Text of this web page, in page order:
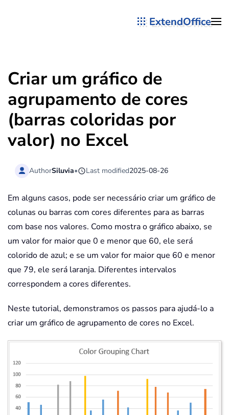
ExtendOffice
Criar um gráfico de
agrupamento de cores
(barras coloridas por
valor) no Excel
AuthorSiluvia• Last modified2025-08-26
Em alguns casos, pode ser necessário criar um gráfico de
colunas ou barras com cores diferentes para as barras
com base nos valores. Como mostra o gráfico abaixo, se
um valor for maior que 0 e menor que 60, ele será
colorido de azul; e se um valor for maior que 60 e menor
que 79, ele será laranja. Diferentes intervalos
correspondem a cores diferentes.
Neste tutorial, demonstramos os passos para ajudá-lo a
criar um gráfico de agrupamento de cores no Excel.